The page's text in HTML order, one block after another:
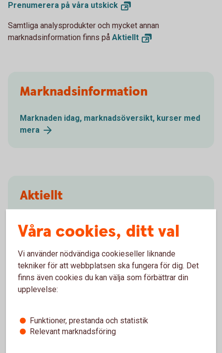
Prenumerera på våra utskick
Samtliga analysprodukter och mycket annan
marknadsinformation finns på Aktiellt
Marknadsinformation
Marknaden idag, marknadsöversikt, kurser med
mera
Aktiellt
aktierekommendationer, förvaltarkommentarer och
tips runt pension och privatekonomi.
Aktiellt(swedbank-aktiellt.se)
Klimatranking
Våra cookies, ditt val
Vi använder nödvändiga cookieseller liknande
tekniker för att webbplatsen ska fungera för dig. Det
finns även cookies du kan välja som förbättrar din
upplevelse:
Funktioner, prestanda och statistik
Relevant marknadsföring